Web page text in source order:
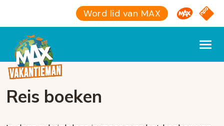
Word lid van MAX Omroep
NPO
Reis boeken